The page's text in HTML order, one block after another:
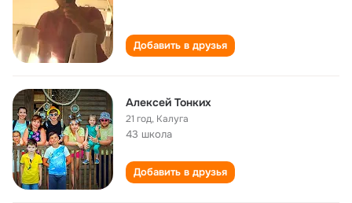
Добавить в друзья
Алексей Тонких
21 год, Калуга
43 школа
Добавить в друзья